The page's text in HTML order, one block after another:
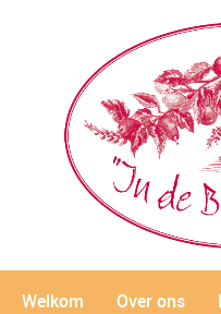
Welkom Over ons